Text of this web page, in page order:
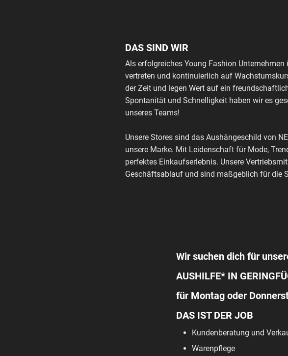
DAS SIND WIR
Als erfolgreiches Young Fashion
vertreten und kontinuierlich auf
der Zeit und legen Wert auf ein
Spontanität und Schnelligkeit haben wir es
unseres Teams!
Unsere Stores sind das Aushängeschild von
unsere Marke. Mit Leidenschaft für Mode,
perfektes Einkaufserlebnis. Unsere
Geschäftsablauf und sind maßgeblich für die
Wir suchen dich für
AUSHILFE* IN
für Montag oder
DAS IST DER JOB
Kundenberatung und
Warenpflege